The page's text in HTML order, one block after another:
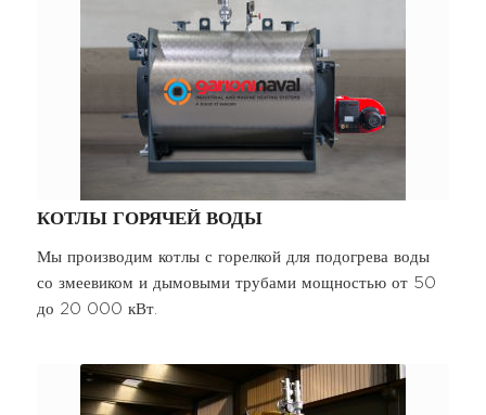
КОТЛЫ ГОРЯЧЕЙ ВОДЫ
Мы производим котлы с горелкой для подогрева воды
со змеевиком и дымовыми трубами мощностью от 50
до 20 000 кВт.